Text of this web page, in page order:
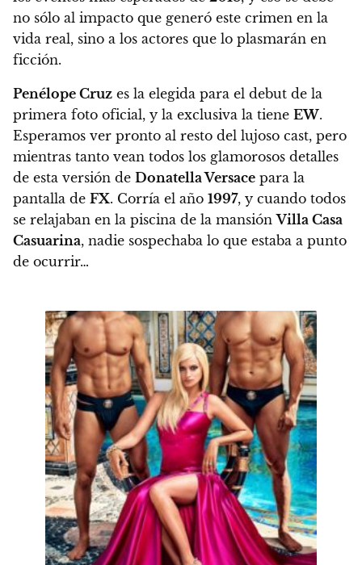
no sólo al impacto que generó este crimen en la
vida real, sino a los actores que lo plasmarán en
ficción.
Penélope Cruz es la elegida para el debut de la
primera foto oficial, y la exclusiva la tiene EW.
Esperamos ver pronto al resto del lujoso cast, pero
mientras tanto vean todos los glamorosos detalles
de esta versión de Donatella Versace para la
pantalla de FX. Corría el año 1997, y cuando todos
se relajaban en la piscina de la mansiónVilla Casa
Casuarina, nadie sospechaba lo que estaba a punto
de ocurrir…